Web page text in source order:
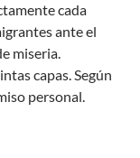
cada
ante el
miseria.
capas. Según
personal.